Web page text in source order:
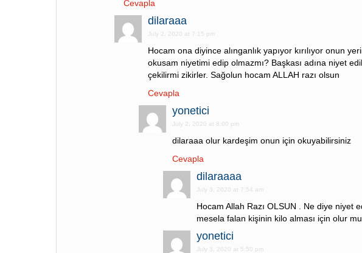
Cevapla
dilaraaa
July 2, 2020 at 7:15 pm
Hocam ona diyince alınganlık yapıyor kırılıyor onun
okusam niyetimi edip olmazmı? Başkası adına niyet
çekilirmi zikirler. Sağolun hocam ALLAH razı olsun
Cevapla
yonetici
July 2, 2020 at 8:00 pm
dilaraaa olur kardeşim onun için okuyabilirsiniz
Cevapla
dilaraaaa
July 3, 2020 at 7:54 am
Hocam Allah Razı OLSUN . Ne diye niyet
mesela falan kişinin kilo alması için olur mu
yonetici
July 3, 2020 at 5:50 pm